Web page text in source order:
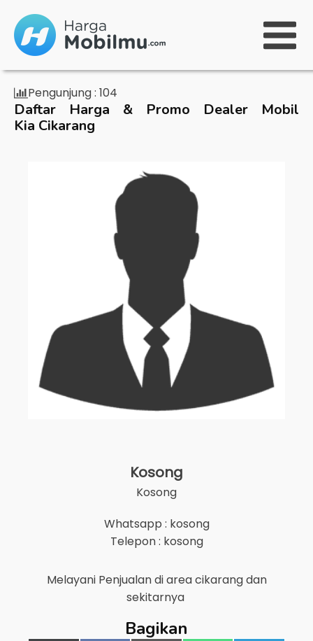
Pengunjung : 104
Daftar Harga & Promo Dealer Mobil
Kia Cikarang
Kosong
Kosong
Whatsapp : kosong
Telepon : kosong
Melayani Penjualan di areacikarangdan
sekitarnya
Bagikan